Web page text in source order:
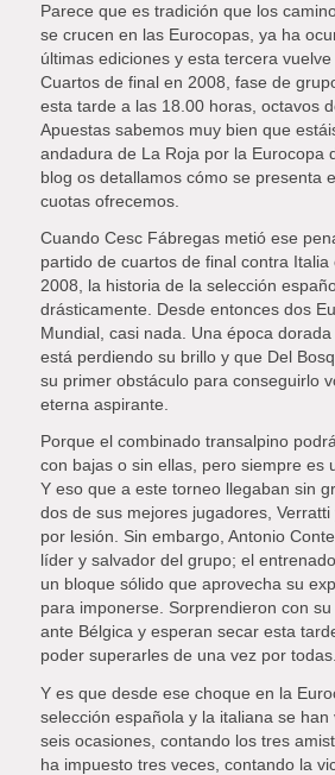
Parece que es tradición que los
se crucen en las Eurocopas, ya ha
últimas ediciones y esta tercera vuelve
Cuartos de final en 2008, fase de
esta tarde a las 18.00 horas, octavos
Apuestas sabemos muy bien que
andadura de La Roja por la Eurocopa
blog os detallamos cómo se presenta
cuotas ofrecemos.
Cuando Cesc Fábregas metió ese
partido de cuartos de final contra Italia
2008, la historia de la selección
drásticamente. Desde entonces dos
Mundial, casi nada. Una época
está perdiendo su brillo y que Del
su primer obstáculo para conseguirlo
eterna aspirante.
Porque el combinado transalpino
con bajas o sin ellas, pero siempre es
Y eso que a este torneo llegaban sin
dos de sus mejores jugadores,
por lesión. Sin embargo, Antonio
líder y salvador del grupo; el
un bloque sólido que aprovecha su
para imponerse. Sorprendieron con
ante Bélgica y esperan secar esta
poder superarles de una vez por todas.
Y es que desde ese choque en la
selección española y la italiana se han
seis ocasiones, contando los tres
ha impuesto tres veces, contando la